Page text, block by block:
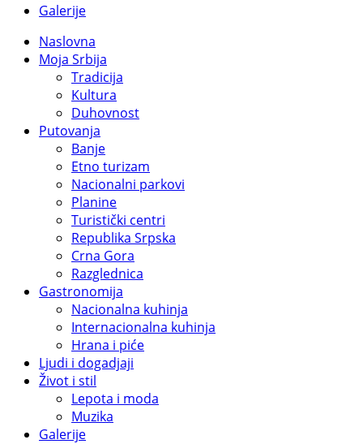
Galerije
Naslovna
Moja Srbija
Tradicija
Kultura
Duhovnost
Putovanja
Banje
Etno turizam
Nacionalni parkovi
Planine
Turistički centri
Republika Srpska
Crna Gora
Razglednica
Gastronomija
Nacionalna kuhinja
Internacionalna kuhinja
Hrana i piće
Ljudi i dogadjaji
Život i stil
Lepota i moda
Muzika
Galerije